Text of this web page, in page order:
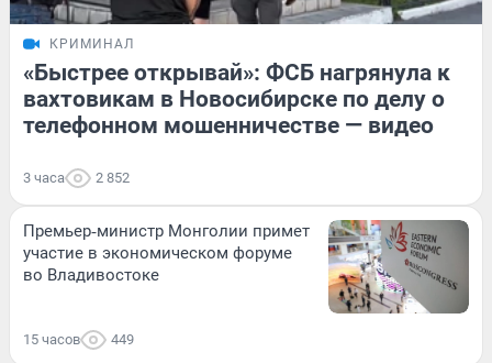
КРИМИНАЛ
«Быстрее открывай»: ФСБ нагрянула к
вахтовикам в Новосибирске по делу о
телефонном мошенничестве — видео
3 часа 2 852
Премьер‑министр Монголии примет
участие в экономическом форуме
во Владивостоке
15 часов 449